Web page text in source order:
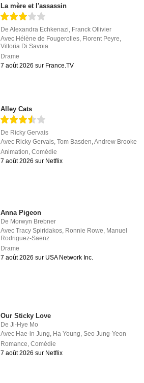
La mère et l'assassin
DeAlexandra Echkenazi, Franck Ollivier
Avec Hélène de Fougerolles, Florent Peyre,
Vittoria Di Savoia
Drame
7 août 2026 sur France.TV
Alley Cats
De Ricky Gervais
Avec Ricky Gervais,Tom Basden,Andrew Brooke
Animation,Comédie
7 août 2026 sur Netflix
Anna Pigeon
De Morwyn Brebner
AvecTracy Spiridakos Ronnie Rowe Manuel
Rodriguez-Saenz
Drame
7 août 2026 sur USA Network Inc.
Our Sticky Love
DeJi-Hye Mo
Avec Hae-in Jung, Ha Young,Seo Jung-Yeon
Romance,Comédie
7 août 2026 sur Netflix